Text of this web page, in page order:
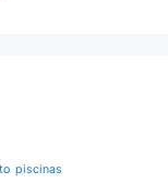
piscinas